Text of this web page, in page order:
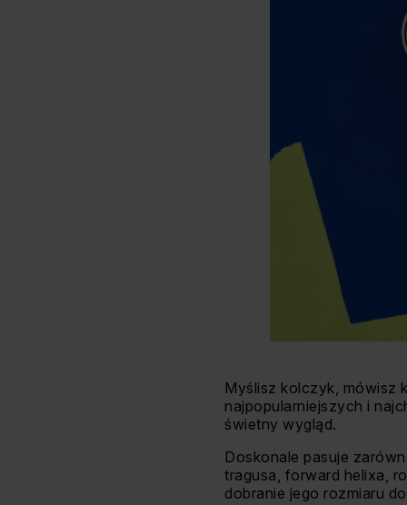
Myślisz kolczyk, mówisz
najpopularniejszych i
świetny wygląd.
Doskonale pasuje
tragusa, forward helixa,
dobranie jego rozmiaru